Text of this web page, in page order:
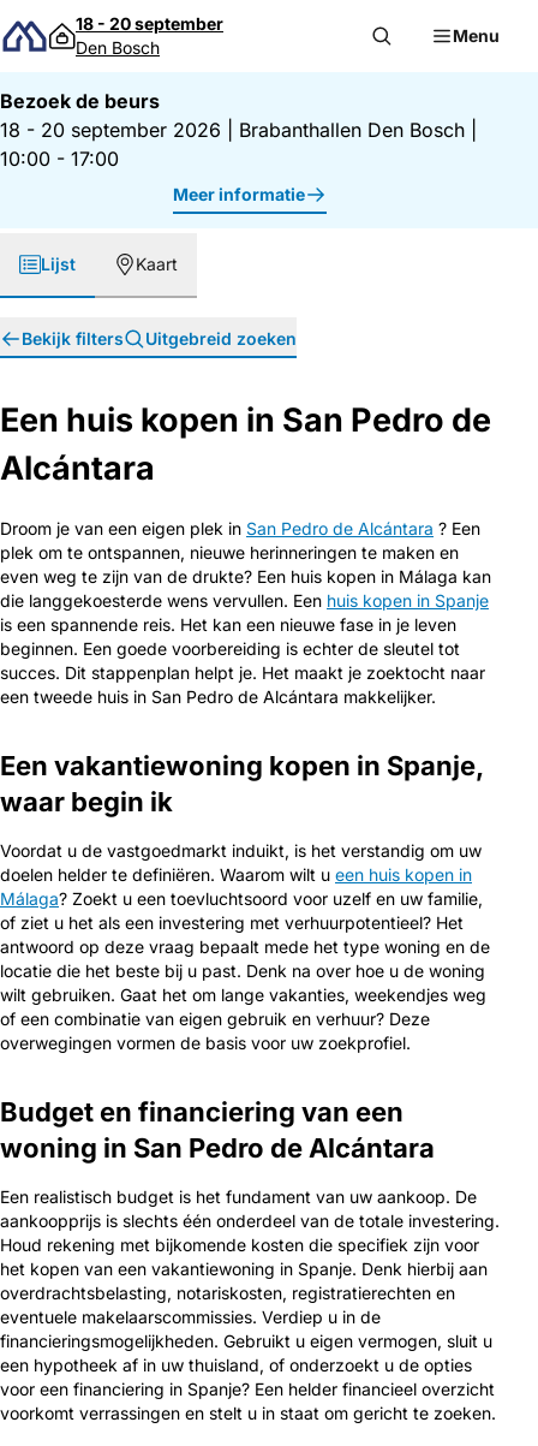
Direct naar inhoud
18 - 20 september
Den Bosch
Menu
Bezoek de beurs
18 - 20 september 2026
Brabanthallen Den Bosch
10:00 - 17:00
Meer informatie
Lijst Kaart
Bekijk filters Uitgebreid zoeken
Een huis kopen in San Pedro de
Alcántara
Droom je van een eigen plek in San Pedro de Alcántara ? Een
plek om te ontspannen, nieuwe herinneringen te maken en
even weg te zijn van de drukte? Een huis kopen in Málaga kan
die langgekoesterde wens vervullen. Een huis kopen in Spanje
is een spannende reis. Het kan een nieuwe fase in je leven
beginnen. Een goede voorbereiding is echter de sleutel tot
succes. Dit stappenplan helpt je. Het maakt je zoektocht naar
een tweede huis in San Pedro de Alcántara makkelijker.
Een vakantiewoning kopen in Spanje,
waar begin ik
Voordat u de vastgoedmarkt induikt, is het verstandig om uw
doelen helder te definiëren. Waarom wilt u een huis kopen in
Málaga? Zoekt u een toevluchtsoord voor uzelf en uw familie,
of ziet u het als een investering met verhuurpotentieel? Het
antwoord op deze vraag bepaalt mede het type woning en de
locatie die het beste bij u past. Denk na over hoe u de woning
wilt gebruiken. Gaat het om lange vakanties, weekendjes weg
of een combinatie van eigen gebruik en verhuur? Deze
overwegingen vormen de basis voor uw zoekprofiel.
Budget en financiering van een
woning in San Pedro de Alcántara
Een realistisch budget is het fundament van uw aankoop. De
aankoopprijs is slechts één onderdeel van de totale investering.
Houd rekening met bijkomende kosten die specifiek zijn voor
het kopen van een vakantiewoning in Spanje. Denk hierbij aan
overdrachtsbelasting, notariskosten, registratierechten en
eventuele makelaarscommissies. Verdiep u in de
financieringsmogelijkheden. Gebruikt u eigen vermogen, sluit u
een hypotheek af in uw thuisland, of onderzoekt u de opties
voor een financiering in Spanje? Een helder financieel overzicht
voorkomt verrassingen en stelt u in staat om gericht te zoeken.